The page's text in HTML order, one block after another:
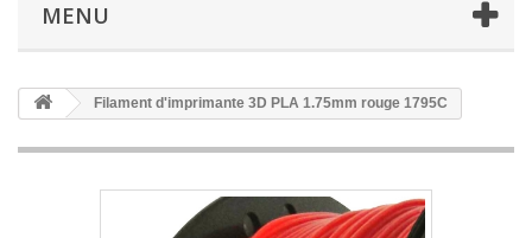
MENU
Filament d'imprimante 3D PLA 1.75mm rouge 1795C